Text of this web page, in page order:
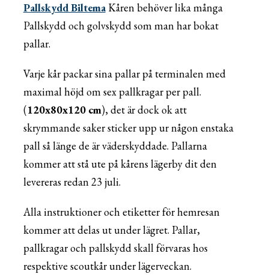
Pallskydd Biltema Kåren behöver lika många
Pallskydd och golvskydd som man har bokat
pallar.
Varje kår packar sina pallar på terminalen med
maximal höjd om sex pallkragar per pall.
(120x80x120 cm), det är dock ok att
skrymmande saker sticker upp ur någon enstaka
pall så länge de är väderskyddade. Pallarna
kommer att stå ute på kårens lägerby dit den
levereras redan 23 juli.
Alla instruktioner och etiketter för hemresan
kommer att delas ut under lägret. Pallar,
pallkragar och pallskydd skall förvaras hos
respektive scoutkår under lägerveckan.